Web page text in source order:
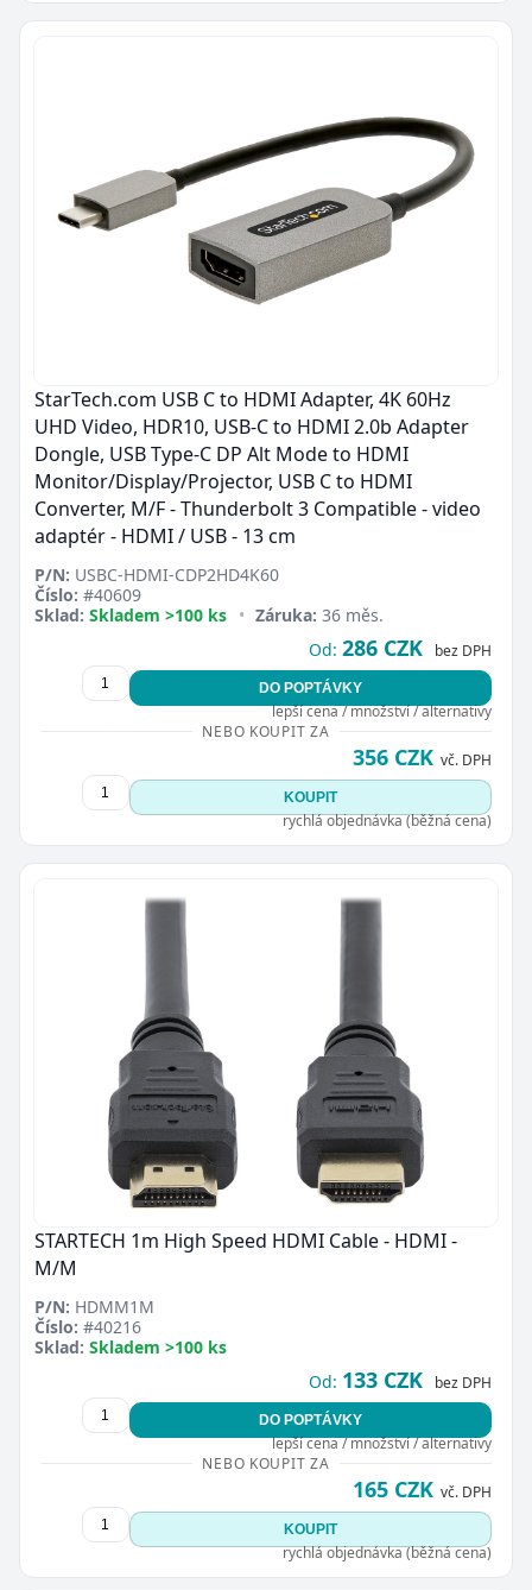
StarTech.com USB C to HDMI Adapter, 4K 60Hz
UHD Video, HDR10, USB-C to HDMI 2.0b Adapter
Dongle, USB Type-C DP Alt Mode to HDMI
Monitor/Display/Projector, USB C to HDMI
Converter, M/F - Thunderbolt 3 Compatible - video
adaptér - HDMI / USB - 13 cm
P/N: USBC-HDMI-CDP2HD4K60
Číslo: #40609
Sklad: Skladem >100 ks • Záruka: 36 měs.
Od: 286 CZK bez DPH
DO POPTÁVKY
lepší cena / množství / alternativy
NEBO KOUPIT ZA
356 CZK vč. DPH
KOUPIT
rychlá objednávka (běžná cena)
STARTECH 1m High Speed HDMI Cable - HDMI -
M/M
P/N: HDMM1M
Číslo: #40216
Sklad: Skladem >100 ks
Od: 133 CZK bez DPH
DO POPTÁVKY
lepší cena / množství / alternativy
NEBO KOUPIT ZA
165 CZK vč. DPH
KOUPIT
rychlá objednávka (běžná cena)